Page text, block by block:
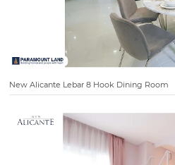
New Alicante Lebar 8 Hook Dining Room